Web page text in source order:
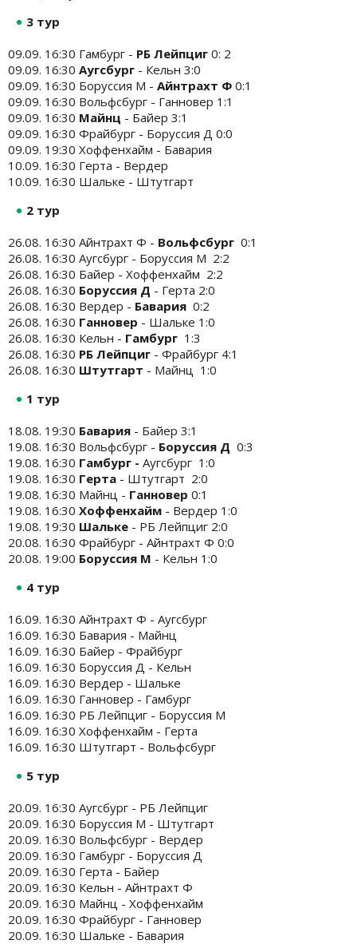
3 тур
09.09. 16:30 Гамбург - РБ Лейпциг 0: 2
09.09. 16:30 Аугсбург - Кельн 3:0
09.09. 16:30 Боруссия М - Айнтрахт Ф 0:1
09.09. 16:30 Вольфсбург - Ганновер 1:1
09.09. 16:30 Майнц - Байер 3:1
09.09. 16:30 Фрайбург - Боруссия Д 0:0
09.09. 19:30 Хоффенхайм - Бавария
10.09. 16:30 Герта - Вердер
10.09. 16:30 Шальке - Штутгарт
2 тур
26.08. 16:30 Айнтрахт Ф - Вольфсбург 0:1
26.08. 16:30 Аугсбург - Боруссия М 2:2
26.08. 16:30 Байер - Хоффенхайм 2:2
26.08. 16:30 Боруссия Д - Герта 2:0
26.08. 16:30 Вердер - Бавария 0:2
26.08. 16:30 Ганновер - Шальке 1:0
26.08. 16:30 Кельн - Гамбург 1:3
26.08. 16:30 РБ Лейпциг - Фрайбург 4:1
26.08. 16:30 Штутгарт - Майнц 1:0
1 тур
18.08. 19:30 Бавария - Байер 3:1
19.08. 16:30 Вольфсбург - Боруссия Д 0:3
19.08. 16:30 Гамбург - Аугсбург 1:0
19.08. 16:30 Герта - Штутгарт 2:0
19.08. 16:30 Майнц - Ганновер 0:1
19.08. 16:30 Хоффенхайм - Вердер 1:0
19.08. 19:30 Шальке - РБ Лейпциг 2:0
20.08. 16:30 Фрайбург - Айнтрахт Ф 0:0
20.08. 19:00 Боруссия М - Кельн 1:0
4 тур
16.09. 16:30 Айнтрахт Ф - Аугсбург
16.09. 16:30 Бавария - Майнц
16.09. 16:30 Байер - Фрайбург
16.09. 16:30 Боруссия Д - Кельн
16.09. 16:30 Вердер - Шальке
16.09. 16:30 Ганновер - Гамбург
16.09. 16:30 РБ Лейпциг - Боруссия М
16.09. 16:30 Хоффенхайм - Герта
16.09. 16:30 Штутгарт - Вольфсбург
5 тур
20.09. 16:30 Аугсбург - РБ Лейпциг
20.09. 16:30 Боруссия М - Штутгарт
20.09. 16:30 Вольфсбург - Вердер
20.09. 16:30 Гамбург - Боруссия Д
20.09. 16:30 Герта - Байер
20.09. 16:30 Кельн - Айнтрахт Ф
20.09. 16:30 Майнц - Хоффенхайм
20.09. 16:30 Фрайбург - Ганновер
20.09. 16:30 Шальке - Бавария